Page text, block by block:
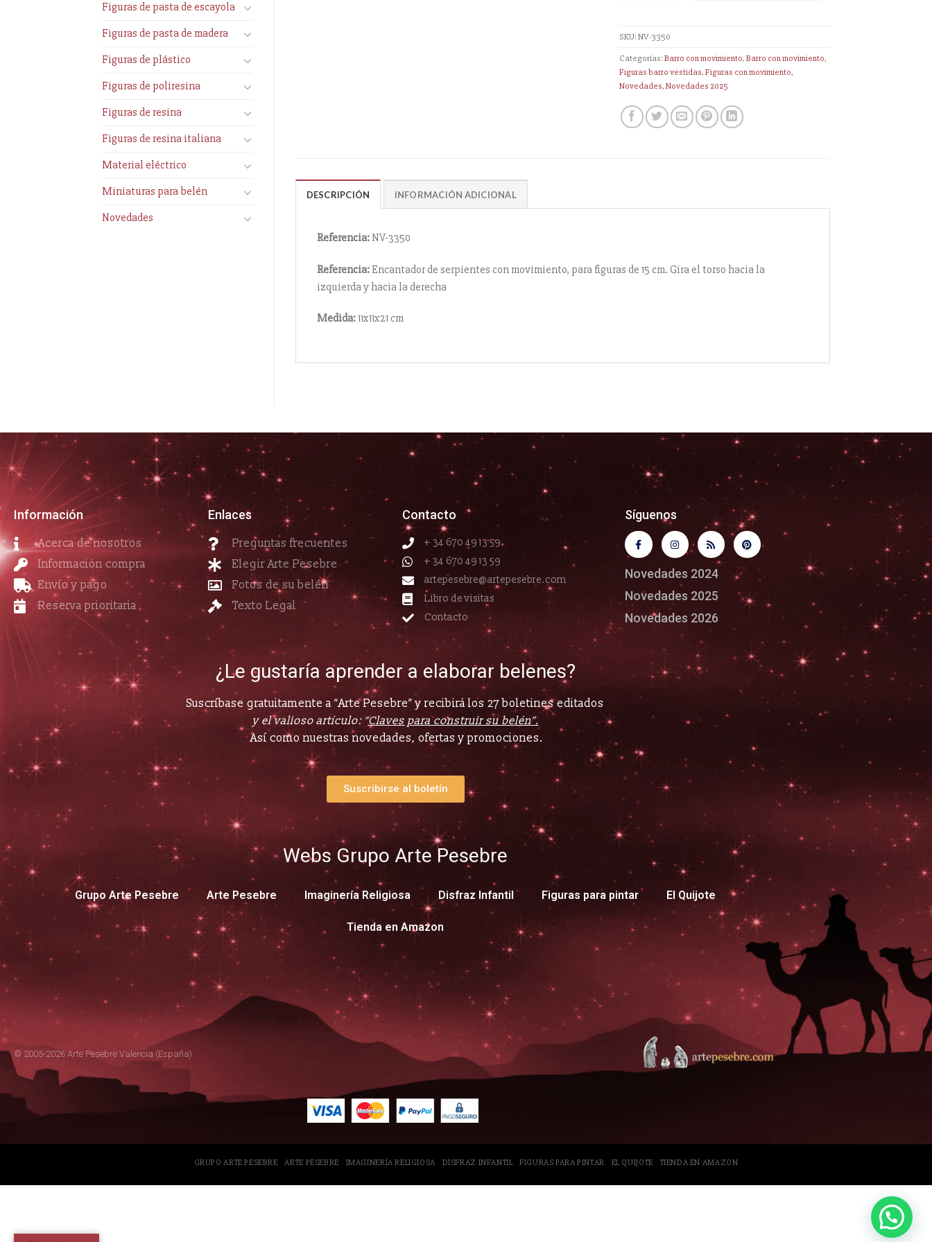
Figuras de pasta de escayola
Figuras de pasta de madera
Figuras de plástico
Figuras de poliresina
Figuras de resina
Figuras de resina italiana
Material eléctrico
Miniaturas para belén
Novedades
SKU:NV-3350
Categorías:Barro con movimiento,Barro con movimiento,
Figuras barro vestidas,Figuras con movimiento,
Novedades,Novedades 2025
DESCRIPCIÓN INFORMACIÓN ADICIONAL
Referencia:NV-3350
Referencia:Encantador de serpientes con movimiento, para figuras de 15 cm. Gira el torso hacia la
izquierda y hacia la derecha
Medida:11x11x21 cm
Información
Acerca de nosotros
Información compra
Envío y pago
Reserva prioritaria
Enlaces
Preguntas frecuentes
Elegir Arte Pesebre
Fotos de su belén
Texto Legal
Contacto
+ 34 670 49 13 59
+ 34 670 49 13 59
artepesebre@artepesebre.com
Libro de visitas
Contacto
Síguenos
Novedades 2024
Novedades 2025
Novedades 2026
¿Le gustaría aprender a elaborar belenes?
Suscríbase gratuitamente a “Arte Pesebre” y recibirá los 27 boletines editados
y el valioso artículo: “Claves para construir su belén”.
Así como nuestras novedades, ofertas y promociones.
Suscribirse al boletín
Webs Grupo Arte Pesebre
Grupo Arte Pesebre Arte Pesebre Imaginería Religiosa Disfraz Infantil Figuras para pintar El Quijote
Tienda en Amazon
© 2005-2026 Arte Pesebre Valencia (España)
GRUPO ARTE PESEBRE ARTE PESEBRE IMAGINERÍA RELIGIOSA DISFRAZ INFANTIL FIGURAS PARA PINTAR EL QUIJOTE TIENDA EN AMAZON